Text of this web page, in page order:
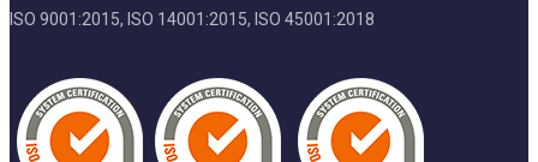
ISO 9001:2015, ISO 14001:2015, ISO 45001:2018